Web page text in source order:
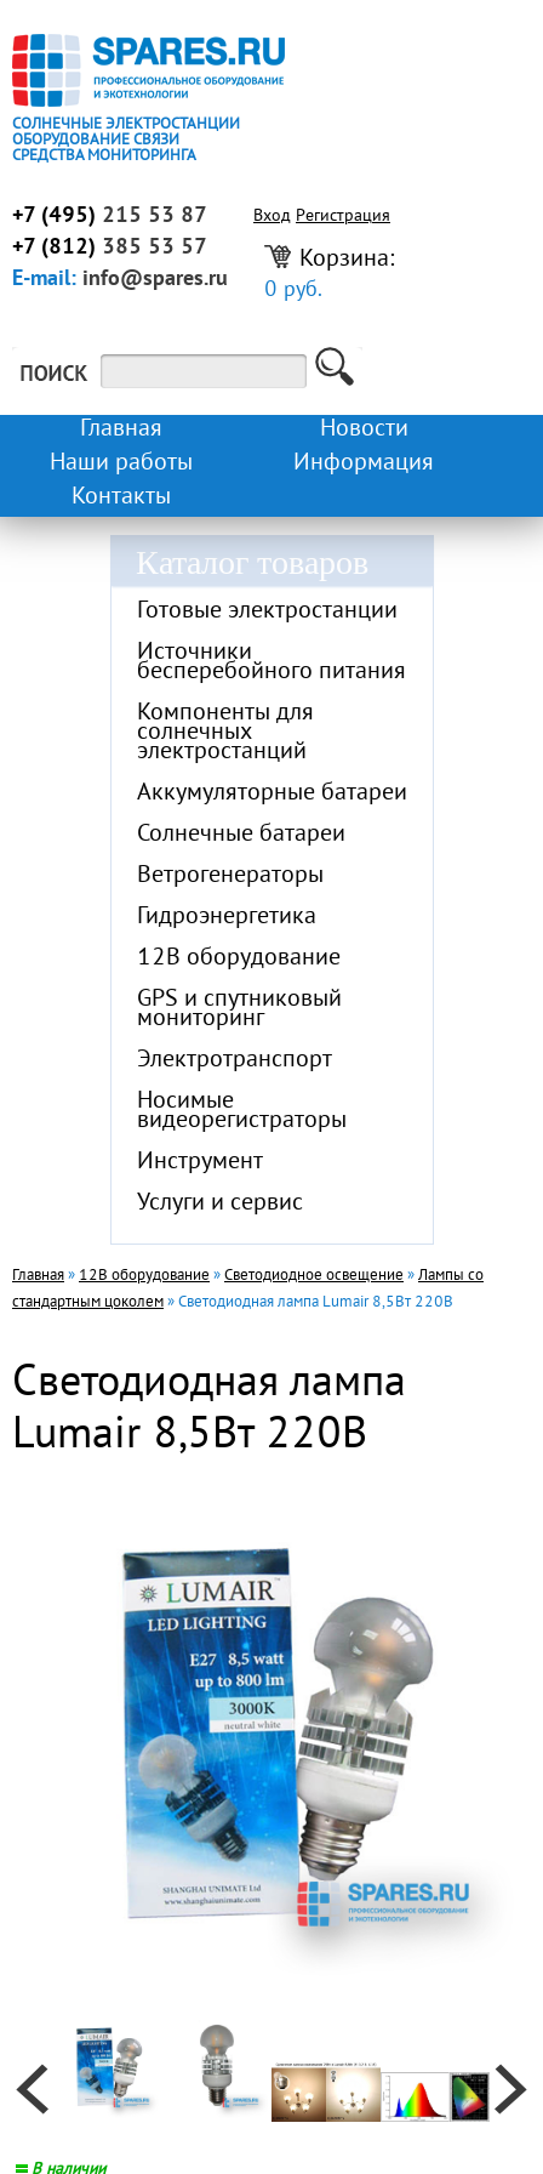
СОЛНЕЧНЫЕ ЭЛЕКТРОСТАНЦИИ
ОБОРУДОВАНИЕ СВЯЗИ
СРЕДСТВА МОНИТОРИНГА
+7 (495) 215 53 87
+7 (812) 385 53 57
E-mail: info@spares.ru
Вход Регистрация
Корзина:
0 руб.
Главная
Новости
Наши работы
Информация
Контакты
Каталог товаров
Готовые электростанции
Источники
бесперебойного питания
Компоненты для
солнечных
электростанций
Аккумуляторные батареи
Солнечные батареи
Ветрогенераторы
Гидроэнергетика
12В оборудование
GPS и спутниковый
мониторинг
Электротранспорт
Носимые
видеорегистраторы
Инструмент
Услуги и сервис
Главная » 12В оборудование » Светодиодное освещение » Лампы со
стандартным цоколем » Светодиодная лампа Lumair 8,5Вт 220В
Светодиодная лампа
Lumair 8,5Вт 220В
В наличии